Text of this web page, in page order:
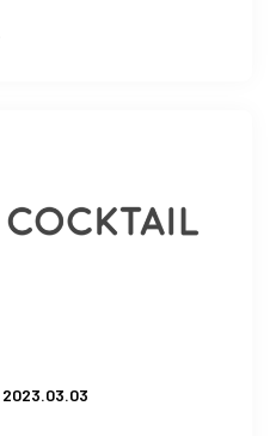
2023.03.03